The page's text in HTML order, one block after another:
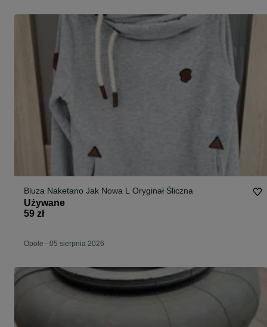
Bluza Naketano Jak Nowa L Oryginał Śliczna
Używane
59 zł
Opole - 05 sierpnia 2026